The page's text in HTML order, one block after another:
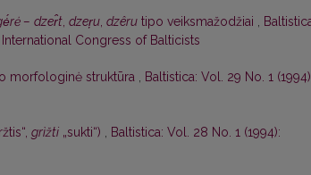
– dzer̂t, dzer̦u, dzêru tipo veiksmažodžiai ,
Congress of Balticists
morfologinė struktūra , Baltistica: Vol. 29 No. 1
grìžti „sukti“) , Baltistica: Vol. 28 No. 1 (1994):